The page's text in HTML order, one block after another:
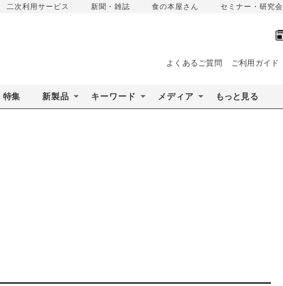
二次利用サービス 新聞・雑誌 食の本屋さん セミナー・研究会
よくあるご質問 ご利用ガイド
特集 新製品 キーワード メディア もっと見る